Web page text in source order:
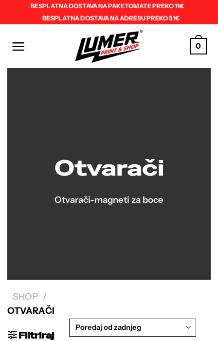
BESPLATNA DOSTAVA NA PAKETOMATE PREKO 11€
BESPLATNA DOSTAVA NA ADRESU PREKO 51€
0
Otvarači
Otvarači-magneti za boce
SHOP /
OTVARAČI
Filtriraj